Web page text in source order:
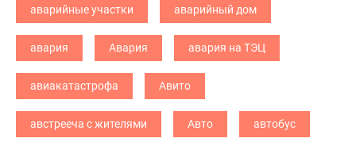
аварийные участки аварийный дом
авария Авария авария на ТЭЦ
авиакатастрофа Авито
австрееча с жителями Авто автобус